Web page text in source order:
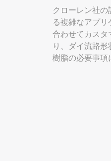
クローレン社
る複雑なアプ
合わせてカスタ
り、ダイ流路
樹脂の必要事項